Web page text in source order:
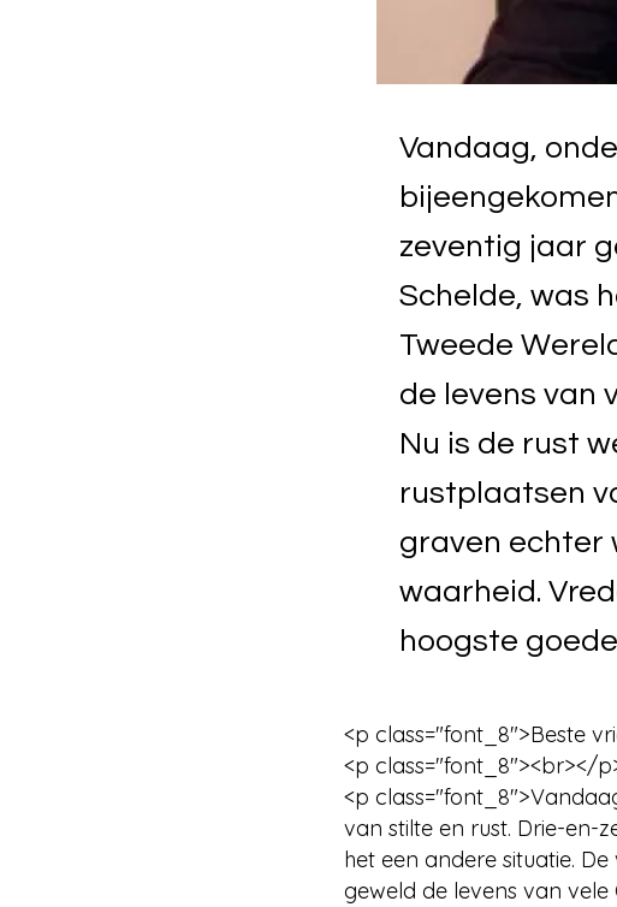
Vandaag,
zeventig jaar
Schelde, was
Tweede
de levens van
Nu is de rust
rustplaatsen
graven echter
waarheid.
hoogste
<p class="font_8">Beste
<p class="font_8"><br></
<p
van stilte en rust. Drie-en-
het een andere situatie.
geweld de levens van vele